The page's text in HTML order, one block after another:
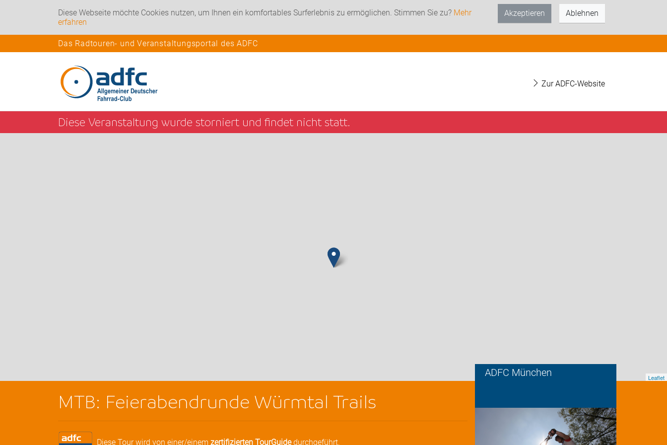
Diese Webseite möchte Cookies nutzen, um Ihnen ein komfortables Surferlebnis zu ermöglichen. Stimmen Sie zu? Mehr
erfahren
Akzeptieren Ablehnen
Das Radtouren- und Veranstaltungsportal des ADFC
Zur ADFC-Website
Diese Veranstaltung wurde storniert und findet nicht statt.
Leaflet
ADFC München
MTB: Feierabendrunde Würmtal Trails
Diese Tour wird von einer/einem zertifizierten TourGuidedurchgeführt.